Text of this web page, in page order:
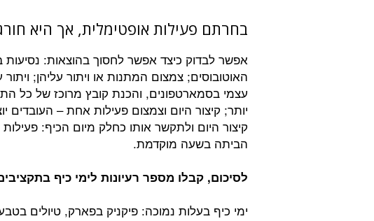
בחרתם פעילות אופטימלית, אך היא
אפשר לבדוק כיצד אפשר לחסוך בהוצאות:
האוטובוסים; צמצום המתנות או ויתור עליהן;
עצמי בסמארטפונים, והכנת קובץ מרוכז של כל
יותר; קיצור היום וצמצום פעילות אחת –
קיצור היום ולתקשר אותו כחלק מיום הכיף:
הביתה בשעה מוקדמת.
לסיכום, קבלו מספר רעיונות לימי כיף
ימי כיף בעלות נמוכה: פיקניק בפארק, טיולים